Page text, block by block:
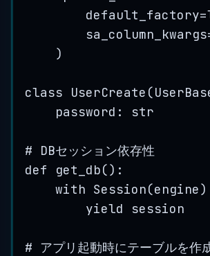
default_factory
sa_column_kwargs
)
class UserCreate (
password: str
# DBセッション依存性
def
get_db() :
with Session(engine)
yield session
# アプリ起動時にテーブルを作